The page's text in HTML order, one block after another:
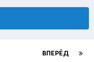
ВПЕРЁД